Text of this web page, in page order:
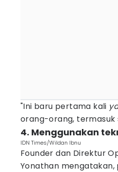
"Ini baru pertama kali
orang-orang, termasuk
4. Menggunakan
IDN Times/Wildan Ibnu
Founder dan Direktur
Yonathan